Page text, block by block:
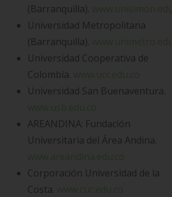
(Barranquilla).
Universidad Metropolitana
(Barranquilla).
Universidad Cooperativa de
Colombia.
Universidad San Buenaventura.
AREANDINA: Fundación
Universitaria del Área Andina.
Corporación Universidad de la
Costa.